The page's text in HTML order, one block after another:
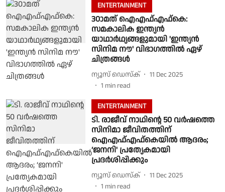
ENTERTAINMENT
30ാമത് ഐഎഫ്എഫ്കെ:
സമകാലിക ഇന്ത്യൻ
യാഥാർഥ്യങ്ങളുമായി 'ഇന്ത്യൻ
സിനിമ നൗ' വിഭാഗത്തിൽ ഏഴ്
ചിത്രങ്ങൾ
ന്യൂസ് ഡെസ്ക്
11 Dec 2025
1 min read
ENTERTAINMENT
ടി. രാജീവ്‌ നാഥിന്റെ 50 വർഷത്തെ
സിനിമാ ജീവിതത്തിന്
ഐഎഫ്എഫ്കെയിൽ ആദരം;
‘ജനനി' പ്രത്യേകമായി
പ്രദർശിപ്പിക്കും
ന്യൂസ് ഡെസ്ക്
11 Dec 2025
1 min read